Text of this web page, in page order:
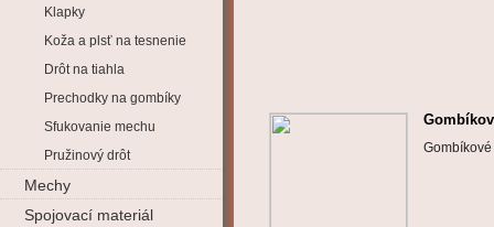
Klapky
Koža a plsť na tesnenie
Drôt na tiahla
Prechodky na gombíky
Sfukovanie mechu
Pružinový drôt
Mechy
Spojovací materiál